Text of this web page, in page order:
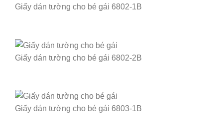
Giấy dán tường cho bé gái 6802-1B
Giấy dán tường cho bé gái 6802-2B
Giấy dán tường cho bé gái 6803-1B